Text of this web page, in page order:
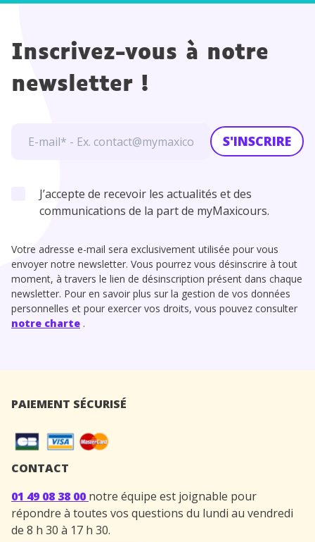
Inscrivez-vous à notre
newsletter !
S'INSCRIRE
J’accepte de recevoir les actualités et des
communications de la part de myMaxicours.
Votre adresse e-mail sera exclusivement utilisée pour vous
envoyer notre newsletter. Vous pourrez vous désinscrire à tout
moment, à travers le lien de désinscription présent dans chaque
newsletter. Pour en savoir plus sur la gestion de vos données
personnelles et pour exercer vos droits, vous pouvez consulter
notre charte .
PAIEMENT SÉCURISÉ
CONTACT
01 49 08 38 00 notre équipe est joignable pour
répondre à toutes vos questions du lundi au vendredi
de 8 h 30 à 17 h 30.